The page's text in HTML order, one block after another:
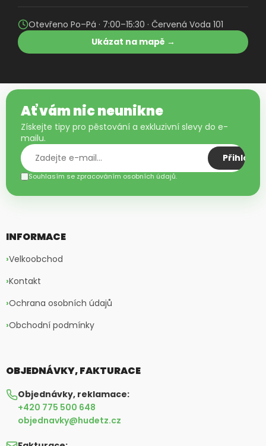
Otevřeno Po–Pá · 7:00–15:30 · Červená Voda 101
Ukázat na mapě →
Ať vám nic neunikne
Získejte tipy pro pěstování a exkluzivní slevy do e-
mailu.
Přihlásit
Souhlasím se zpracováním osobních údajů.
INFORMACE
Velkoobchod
Kontakt
Ochrana osobních údajů
Obchodní podmínky
OBJEDNÁVKY, FAKTURACE
Objednávky, reklamace:
+420 775 500 648
objednavky@hudetz.cz